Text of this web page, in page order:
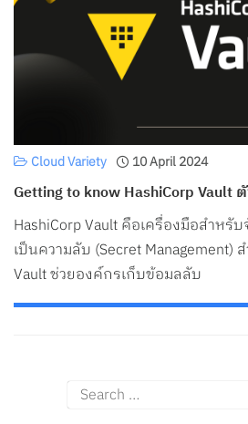
10 April 2024
Cloud Variety
Getting to know HashiCorp Vault
HashiCorp Vault คือเครื่องมือสำห
เป็นความลับ (Secret Management)
Vault ช่วยองค์กรเก็บข้อมูลลับ
Search
for: